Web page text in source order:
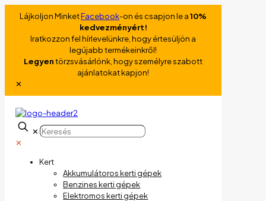
Lájkoljon MinketFacebook-on és csapjon le a10%
kedvezményért!
Iratkozzon fel hírlevelünkre, hogy értesüljön a
legújabb termékeinkről!
Legyentörzsvásárlónk, hogy személyre szabott
ajánlatokat kapjon!
✕
✕
✕
Kert
Akkumulátoros kerti gépek
Benzines kerti gépek
Elektromos kerti gépek